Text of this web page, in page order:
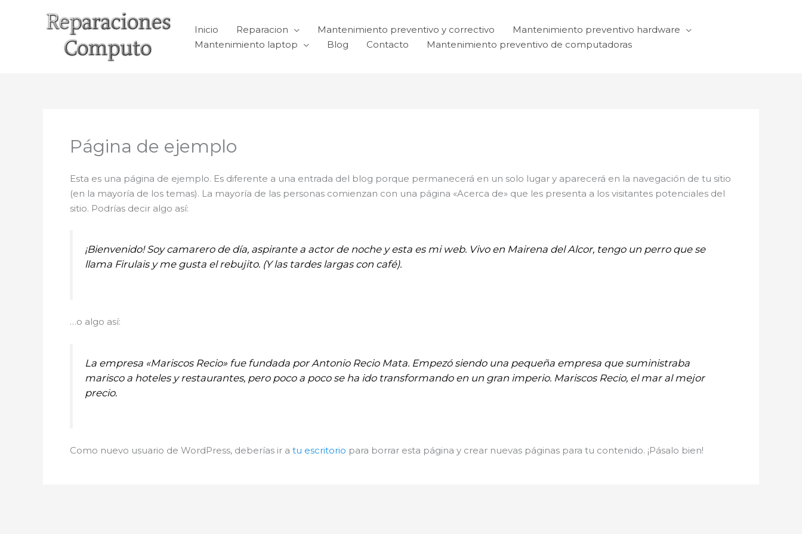
Inicio Reparacion Mantenimiento preventivo y correctivo
Mantenimiento preventivo hardware
Mantenimiento laptop
Blog Contacto Mantenimiento preventivo de computadoras
Página de ejemplo
Esta es una página de ejemplo. Es diferente a una entrada del blog porque permanecerá en un solo lugar y aparecerá en la navegación de tu sitio
(en la mayoría de los temas). La mayoría de las personas comienzan con una página «Acerca de» que les presenta a los visitantes potenciales del
sitio. Podrías decir algo así:
¡Bienvenido! Soy camarero de día, aspirante a actor de noche y esta es mi web. Vivo en Mairena del Alcor, tengo un perro que se
llama Firulais y me gusta el rebujito. (Y las tardes largas con café).
…o algo así:
La empresa «Mariscos Recio» fue fundada por Antonio Recio Mata. Empezó siendo una pequeña empresa que suministraba
marisco a hoteles y restaurantes, pero poco a poco se ha ido transformando en un gran imperio. Mariscos Recio, el mar al mejor
precio.
Como nuevo usuario de WordPress, deberías ir a tu escritorio para borrar esta página y crear nuevas páginas para tu contenido. ¡Pásalo bien!